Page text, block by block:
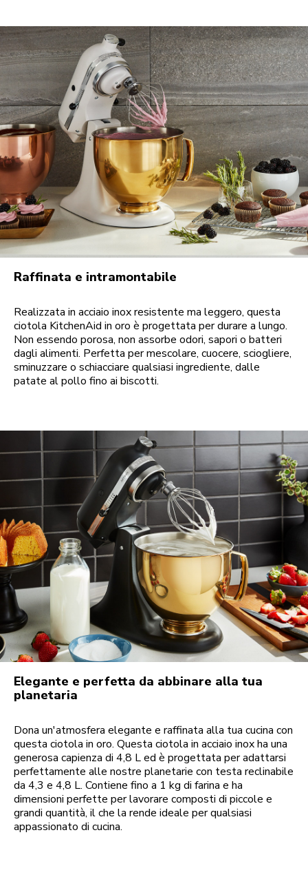
Raffinata e intramontabile
Realizzata in acciaio inox resistente ma leggero, questa
ciotola KitchenAid in oro è progettata per durare a lungo.
Non essendo porosa, non assorbe odori, sapori o batteri
dagli alimenti. Perfetta per mescolare, cuocere, sciogliere,
sminuzzare o schiacciare qualsiasi ingrediente, dalle
patate al pollo fino ai biscotti.
Elegante e perfetta da abbinare alla tua
planetaria
Dona un'atmosfera elegante e raffinata alla tua cucina con
questa ciotola in oro. Questa ciotola in acciaio inox ha una
generosa capienza di 4,8 L ed è progettata per adattarsi
perfettamente alle nostre planetarie con testa reclinabile
da 4,3 e 4,8 L. Contiene fino a 1 kg di farina e ha
dimensioni perfette per lavorare composti di piccole e
grandi quantità, il che la rende ideale per qualsiasi
appassionato di cucina.